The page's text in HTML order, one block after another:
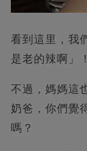
看到這里，我
是老的辣啊」！
不過，媽媽這
奶爸，你們覺
嗎？